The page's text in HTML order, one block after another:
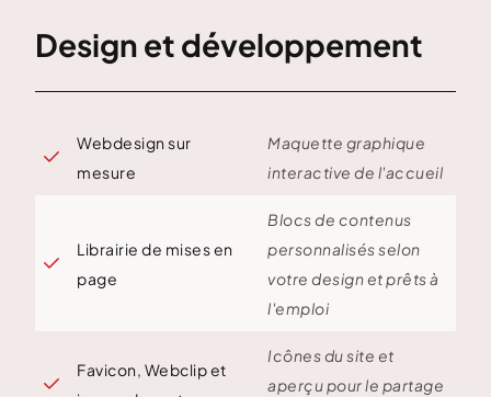
Design et développement

Webdesign sur
mesure
Maquette graphique
interactive de l'accueil

Librairie de mises en
page
Blocs de contenus
personnalisés selon
votre design et prêts à
l'emploi

Favicon, Webclip et
Icônes du site et
aperçu pour le partage